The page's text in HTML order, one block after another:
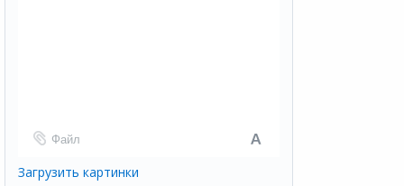
Файл
Загрузить картинки